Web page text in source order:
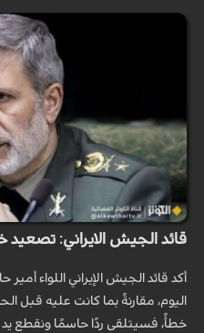
قائد الجيش الايراني: تصعيد
أكد قائد الجيش الإيراني اللواء
اليوم، مقارنةً بما كانت عليه قبل
خطأً، فسيتلقى ردًا حاسمًا ونقطع